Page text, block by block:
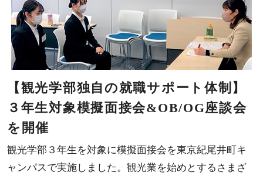
【観光学部独自の就職サポート体制】
３年生対象模擬面接会&OB/OG座談会
を開催
観光学部３年生を対象に模擬面接会を東京紀尾井町キ
ャンパスで実施しました。観光業を始めとするさまざ